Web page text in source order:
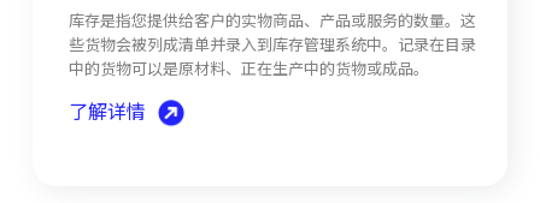
库存是指您提供给客户的实物商品、产品或服务的数量。这
些货物会被列成清单并录入到库存管理系统中。记录在目录
中的货物可以是原材料、正在生产中的货物或成品。
了解详情